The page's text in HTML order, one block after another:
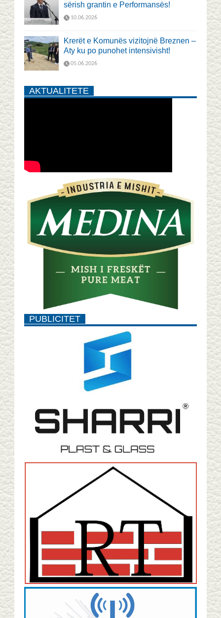
sërish grantin e Performansës!
10.06.2026
Krerët e Komunës vizitojnë Breznen –
Aty ku po punohet intensivisht!
05.06.2026
AKTUALITETE
PUBLICITET